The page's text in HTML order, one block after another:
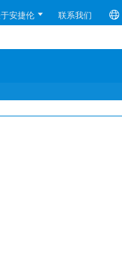
安捷伦 联系我们